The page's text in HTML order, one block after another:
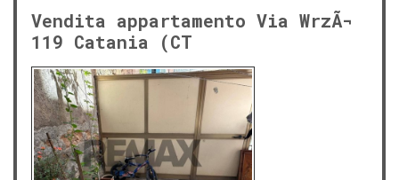
Vendita appartamento Via WrzÃ¬
119 Catania (CT